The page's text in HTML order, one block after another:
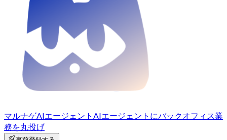
マルナゲAIエージェント AIエージェントにバックオフィス業
務を丸投げ